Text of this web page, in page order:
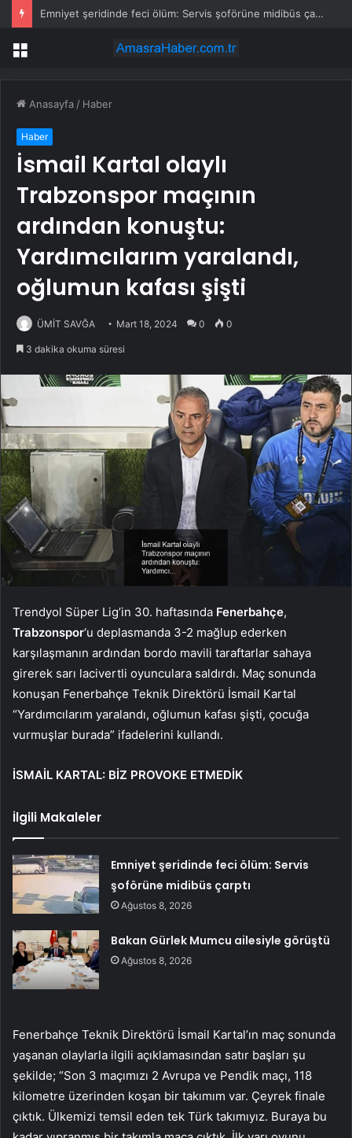
Emniyet şeridinde feci ölüm: Servis şoförüne midibüs çarptı
Menü
Anasayfa / Haber
Haber
İsmail Kartal olaylı
Trabzonspor maçının
ardından konuştu:
Yardımcılarım yaralandı,
oğlumun kafası şişti
ÜMİT SAVĞA Mart 18, 2024 0 0
3 dakika okuma süresi
Trendyol Süper Lig’in 30. haftasında Fenerbahçe,
Trabzonspor‘u deplasmanda 3-2 mağlup ederken
karşılaşmanın ardından bordo mavili taraftarlar sahaya
girerek sarı lacivertli oyunculara saldırdı. Maç sonunda
konuşan Fenerbahçe Teknik Direktörü İsmail Kartal
“Yardımcılarım yaralandı, oğlumun kafası şişti, çocuğa
vurmuşlar burada” ifadelerini kullandı.
İSMAİL KARTAL: BİZ PROVOKE ETMEDİK
İlgili Makaleler
Emniyet şeridinde feci ölüm: Servis
şoförüne midibüs çarptı
Ağustos 8, 2026
Bakan Gürlek Mumcu ailesiyle görüştü
Ağustos 8, 2026
Fenerbahçe Teknik Direktörü İsmail Kartal’ın maç sonunda
yaşanan olaylarla ilgili açıklamasından satır başları şu
şekilde; “Son 3 maçımızı 2 Avrupa ve Pendik maçı, 118
kilometre üzerinden koşan bir takımım var. Çeyrek finale
çıktık. Ülkemizi temsil eden tek Türk takımıyız. Buraya bu